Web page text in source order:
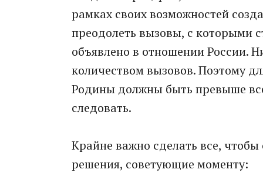
рамках своих возможностей
преодолеть вызовы, с которыми
объявлено в отношении России.
количеством вызовов. Поэтому
Родины должны быть превыше
следовать.
Крайне важно сделать все,
решения, советующие моменту: